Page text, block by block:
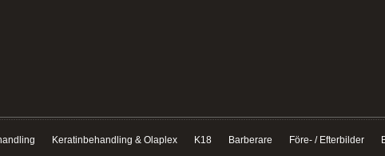
Keratinbehandling & Olaplex K18 Barberare Före- / Efterbilder